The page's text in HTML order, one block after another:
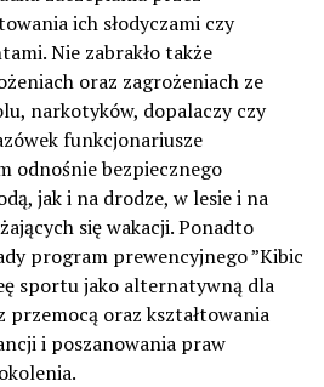
ich słodyczami czy
Nie zabrakło także
oraz zagrożeniach ze
narkotyków, dopalaczy czy
funkcjonariusze
odnośnie bezpiecznego
jak i na drodze, w lesie i na
się wakacji. Ponadto
program prewencyjnego ”Kibic
sportu jako alternatywną dla
przemocą oraz kształtowania
i poszanowania praw